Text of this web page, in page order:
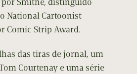
National Cartoonist
Comic Strip Award.
das tiras de jornal, um
Courtenay e uma série